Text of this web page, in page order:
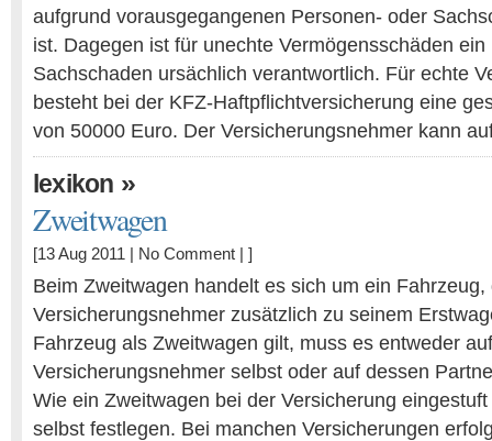
aufgrund vorausgegangenen Personen- oder
ist. Dagegen ist für unechte Vermögensschäden
Sachschaden ursächlich verantwortlich. Für echte
besteht bei der KFZ-Haftpflichtversicherung eine
von 50000 Euro. Der Versicherungsnehmer kann
lexikon »
Zweitwagen
[13 Aug 2011 | No Comment | ]
Beim Zweitwagen handelt es sich um ein Fahrzeug,
Versicherungsnehmer zusätzlich zu seinem
Fahrzeug als Zweitwagen gilt, muss es entweder
Versicherungsnehmer selbst oder auf dessen
Wie ein Zweitwagen bei der Versicherung
selbst festlegen. Bei manchen Versicherungen